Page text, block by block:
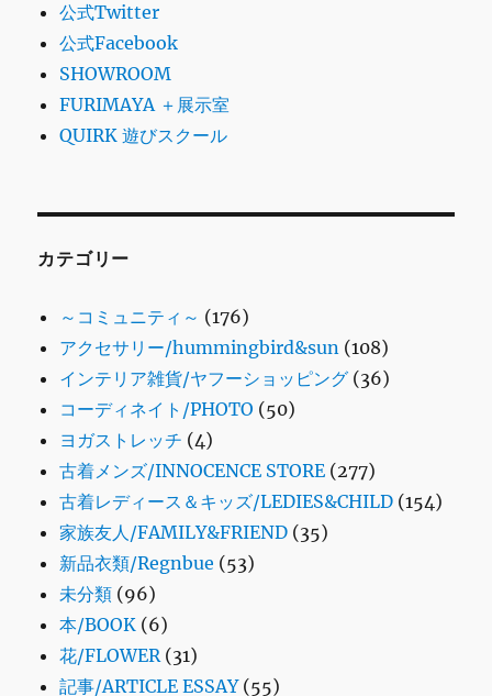
公式Twitter
公式Facebook
SHOWROOM
FURIMAYA ＋展示室
QUIRK 遊びスクール
カテゴリー
～コミュニティ～ (176)
アクセサリー/hummingbird&sun (108)
インテリア雑貨/ヤフーショッピング (36)
コーディネイト/PHOTO (50)
ヨガストレッチ (4)
古着メンズ/INNOCENCE STORE (277)
古着レディース＆キッズ/LEDIES&CHILD (154)
家族友人/FAMILY&FRIEND (35)
新品衣類/Regnbue (53)
未分類 (96)
本/BOOK (6)
花/FLOWER(31)
記事/ARTICLE ESSAY(55)